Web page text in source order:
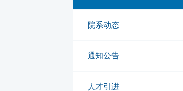
院系动态
通知公告
人才引进